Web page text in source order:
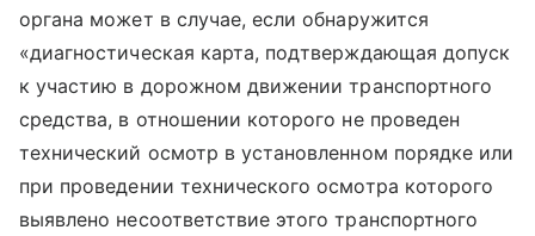
органа может в случае, если обнаружится
«диагностическая карта, подтверждающая допуск
к участию в дорожном движении транспортного
средства, в отношении которого не проведен
технический осмотр в установленном порядке или
при проведении технического осмотра которого
выявлено несоответствие этого транспортного